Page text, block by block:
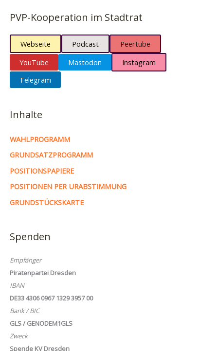
PVP-Kooperation im Stadtrat
Webseite Podcast
Peertube
YouTube
Mastodon
Instagram
Telegram
Inhalte
WAHLPROGRAMM
GRUNDSATZPROGRAMM
POSITIONSPAPIERE
POSITIONEN PER URABSTIMMUNG
GRUNDSTÜCKSKARTE
Spenden
Empfänger
Piratenpartei Dresden
IBAN
DE33 4306 0967 1329 3957 00
Bank / BIC
GLS / GENODEM1GLS
Zweck
Spende KV Dresden